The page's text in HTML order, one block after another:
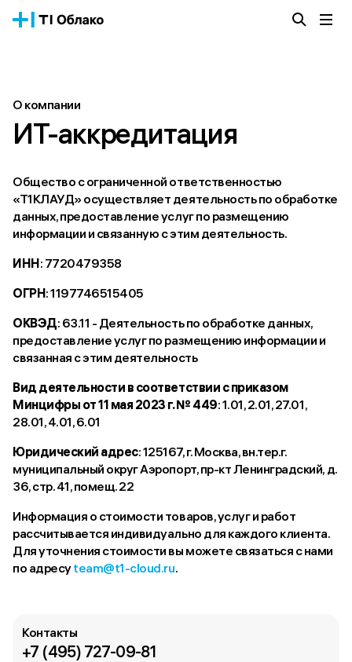
Истории успеха
Блог
Тарифы
Получить консультацию
О компании
ИТ-аккредитация
Общество с ограниченной ответственностью
«Т1КЛАУД» осуществляет деятельность по обработке
данных, предоставление услуг по размещению
информации и связанную с этим деятельность.
ИНН: 7720479358
ОГРН: 1197746515405
ОКВЭД: 63.11 - Деятельность по обработке данных,
предоставление услуг по размещению информации и
связанная с этим деятельность
Вид деятельности в соответствии с приказом
Минцифры от 11 мая 2023 г. № 449: 1.01, 2.01, 27.01,
28.01, 4.01, 6.01
Юридический адрес: 125167, г. Москва, вн.тер.г.
муниципальный округ Аэропорт, пр-кт Ленинградский, д.
36, стр. 41, помещ. 22
Информация о стоимости товаров, услуг и работ
рассчитывается индивидуально для каждого клиента.
Для уточнения стоимости вы можете связаться с нами
по адресуteam@t1-cloud.ru.
Контакты
+7 (495) 727-09-81